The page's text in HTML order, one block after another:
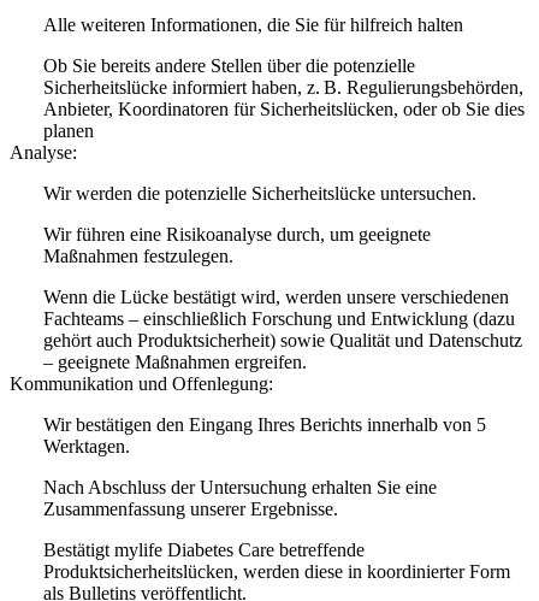
Alle weiteren Informationen, die Sie für hilfreich halten
Ob Sie bereits andere Stellen über die potenzielle
Sicherheitslücke informiert haben, z. B. Regulierungsbehörden,
Anbieter, Koordinatoren für Sicherheitslücken, oder ob Sie dies
planen
Analyse:
Wir werden die potenzielle Sicherheitslücke untersuchen.
Wir führen eine Risikoanalyse durch, um geeignete
Maßnahmen festzulegen.
Wenn die Lücke bestätigt wird, werden unsere verschiedenen
Fachteams – einschließlich Forschung und Entwicklung (dazu
gehört auch Produktsicherheit) sowie Qualität und Datenschutz
– geeignete Maßnahmen ergreifen.
Kommunikation und Offenlegung:
Wir bestätigen den Eingang Ihres Berichts innerhalb von 5
Werktagen.
Nach Abschluss der Untersuchung erhalten Sie eine
Zusammenfassung unserer Ergebnisse.
Bestätigt mylife Diabetes Care betreffende
Produktsicherheitslücken, werden diese in koordinierter Form
als Bulletins veröffentlicht.